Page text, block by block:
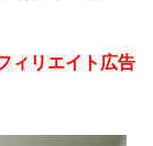
ィリエイト広告